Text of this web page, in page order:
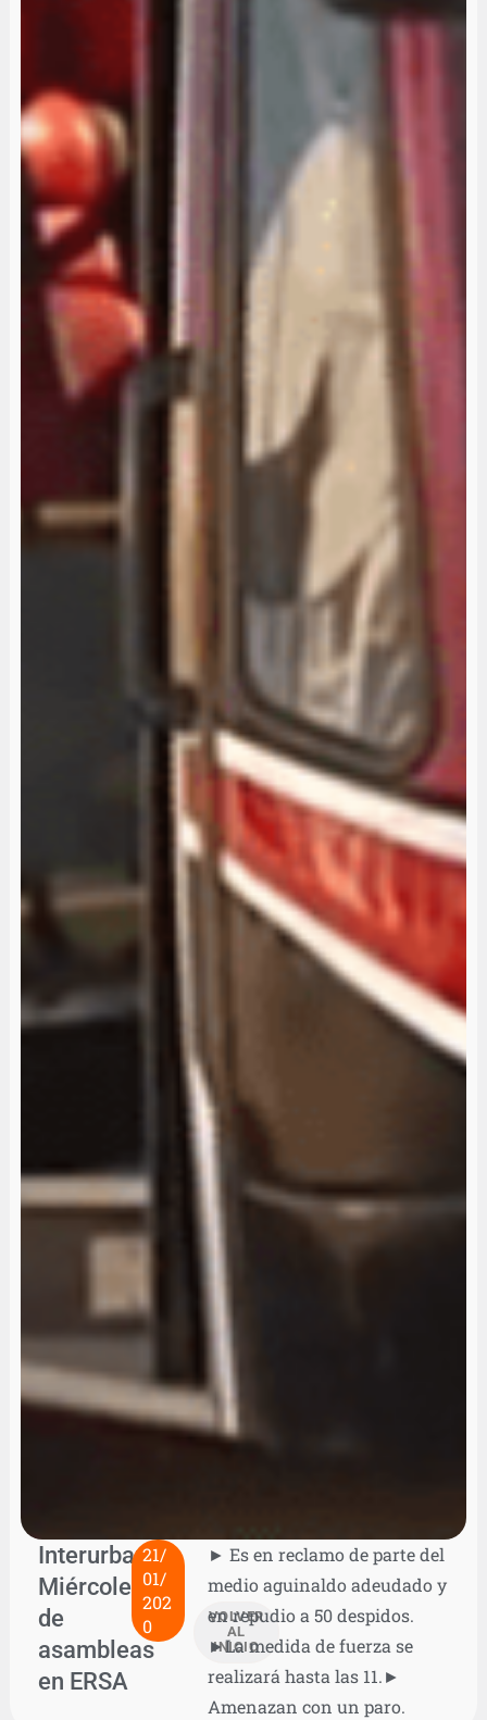
Interurbanos:
Miércoles
de
asambleas
en ERSA
21/
01/
202
0
VOLVER
AL
INICIO
► Es en reclamo de parte del
medio aguinaldo adeudado y
en repudio a 50 despidos.
►La medida de fuerza se
realizará hasta las 11.►
Amenazan con un paro.